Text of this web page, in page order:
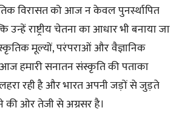
विरासत को आज न केवल पुनर्स्थापित
उन्हें राष्ट्रीय चेतना का आधार भी बनाया जा
मूल्यों, परंपराओं और वैज्ञानिक
आज हमारी सनातन संस्कृति की पताका
लहरा रही है और भारत अपनी जड़ों से जुड़ते
की ओर तेजी से अग्रसर है।